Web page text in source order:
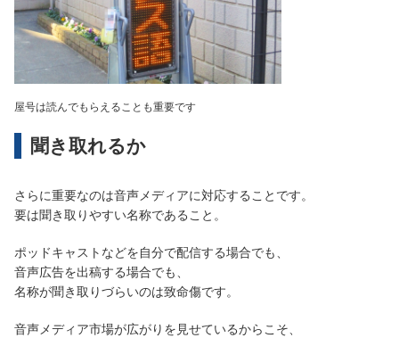
屋号は読んでもらえることも重要です
聞き取れるか
さらに重要なのは音声メディアに対応することです。
要は聞き取りやすい名称であること。
ポッドキャストなどを自分で配信する場合でも、
音声広告を出稿する場合でも、
名称が聞き取りづらいのは致命傷です。
音声メディア市場が広がりを見せているからこそ、